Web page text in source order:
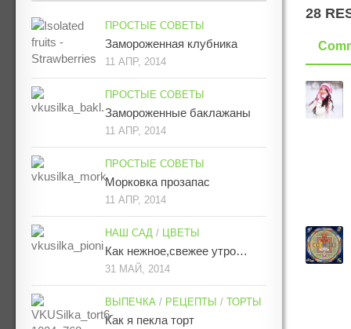
28
ПРОСТЫЕ СОВЕТЫ
Замороженная клубника
11 АПР, 2014
ПРОСТЫЕ СОВЕТЫ
Замороженные баклажаны
11 АПР, 2014
ПРОСТЫЕ СОВЕТЫ
Морковка прозапас
11 АПР, 2014
НАШ САД / ЦВЕТЫ
Как нежное,свежее утро…
31 МАЙ, 2014
ВЫПЕЧКА / РЕЦЕПТЫ / ТОРТЫ
Как я пекла торт